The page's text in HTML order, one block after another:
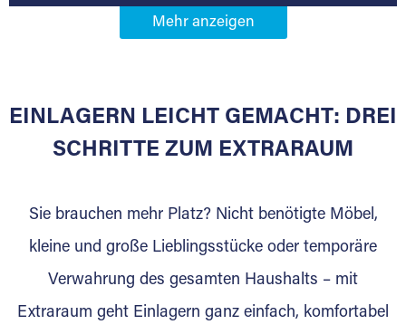
Werden Sie Extraraum Partner in
Sie bieten Kunden Lagerraum zur Miete, der
für die Einlagerung von Umzugsgut gebaut
Lagerkunden und Vermietungen.
Ihre Vorteile als Extraraum Partner:
Marktgerechte Preise
Digitale Buchungsplattform
EINLAGERN LEICHT GEMACHT: DREI
SCHRITTE ZUM EXTRARAUM
Sie brauchen mehr Platz? Nicht benötigte Möbel,
kleine und große Lieblingsstücke oder temporäre
Verwahrung des gesamten Haushalts – mit
Extraraum geht Einlagern ganz einfach, komfortabel